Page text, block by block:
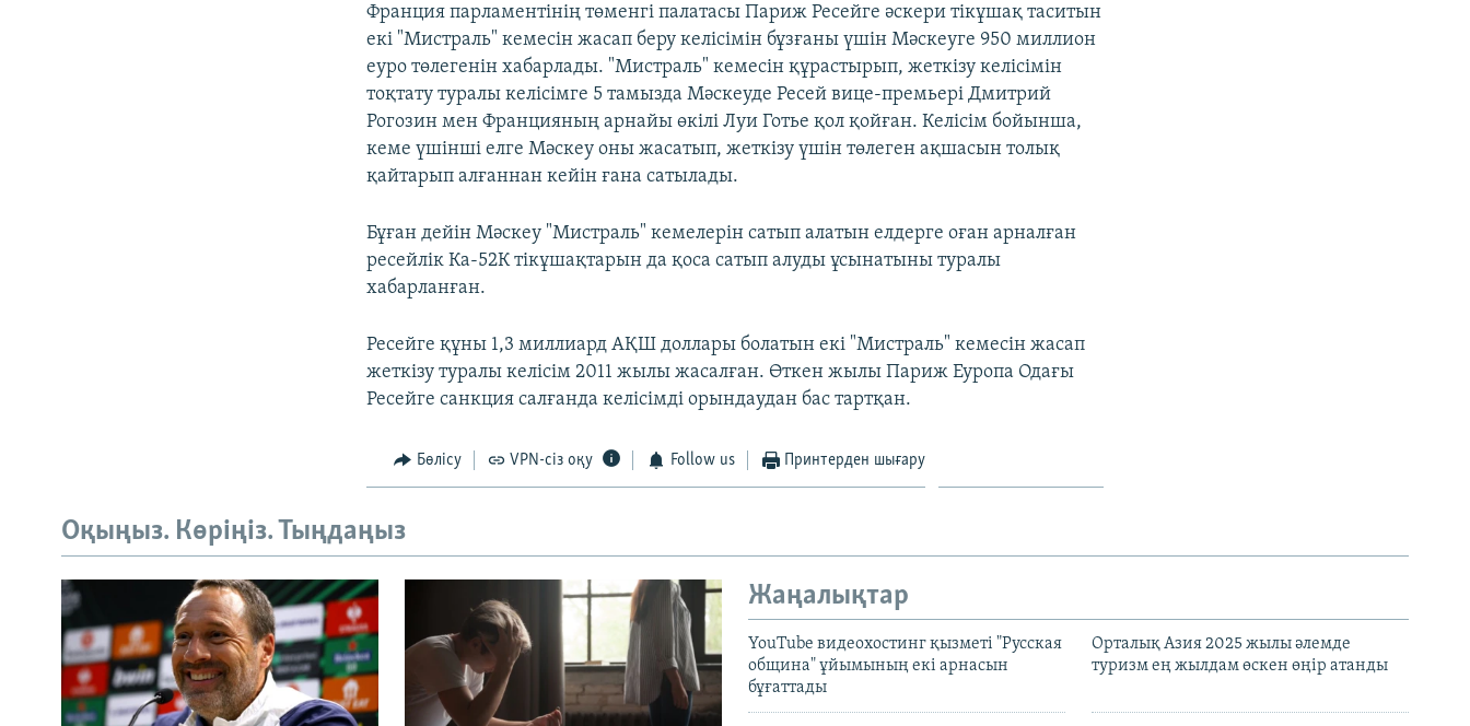
Франция парламентінің төменгі палатасы Париж Ресейге әскери тікұшақ таситын
екі "Мистраль" кемесін жасап беру келісімін бұзғаны үшін Мәскеуге 950 миллион
еуро төлегенін хабарлады. "Мистраль" кемесін құрастырып, жеткізу келісімін
тоқтату туралы келісімге 5 тамызда Мәскеуде Ресей вице-премьері Дмитрий
Рогозин мен Францияның арнайы өкілі Луи Готье қол қойған. Келісім бойынша,
кеме үшінші елге Мәскеу оны жасатып, жеткізу үшін төлеген ақшасын толық
қайтарып алғаннан кейін ғана сатылады.
Бұған дейін Мәскеу "Мистраль" кемелерін сатып алатын елдерге оған арналған
ресейлік Ка-52К тікұшақтарын да қоса сатып алуды ұсынатыны туралы
хабарланған.
Ресейге құны 1,3 миллиард АҚШ доллары болатын екі "Мистраль" кемесін жасап
жеткізу туралы келісім 2011 жылы жасалған. Өткен жылы Париж Еуропа Одағы
Ресейге санкция салғанда келісімді орындаудан бас тартқан.
Бөлісу VPN-сіз оқу Follow us Принтерден шығару
Оқыңыз. Көріңіз. Тыңдаңыз
Жаңалықтар
YouTube видеохостинг қызметі "Русская
община" ұйымының екі арнасын
бұғаттады
Орталық Азия 2025 жылы әлемде
туризм ең жылдам өскен өңір атанды